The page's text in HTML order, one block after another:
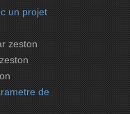
un projet
zeston
de